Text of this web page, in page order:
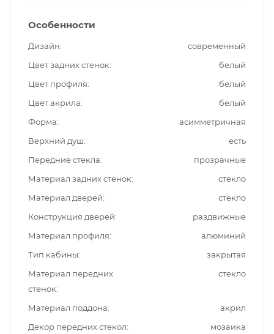
Особенности
Дизайн
современный
Цвет задних стенок
белый
Цвет профиля
белый
Цвет акрила
белый
Форма
асимметричная
Верхний душ
есть
Передние стекла
прозрачные
Материал задних стенок
стекло
Материал дверей
стекло
Конструкция дверей
раздвижные
Материал профиля
алюминий
Тип кабины
закрытая
Материал передних
стенок
стекло
Материал поддона
акрил
Декор передних стекол
мозаика